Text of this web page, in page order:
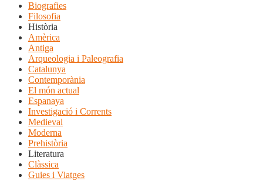
Biografies
Filosofia
Història
Amèrica
Antiga
Arqueologia i Paleografia
Catalunya
Contemporània
El món actual
Espanaya
Investigació i Corrents
Medieval
Moderna
Prehistòria
Literatura
Clàssica
Guies i Viatges